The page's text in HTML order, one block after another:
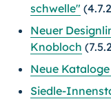
schwelle"
Neuer
Knobloch
Neue
Siedle-